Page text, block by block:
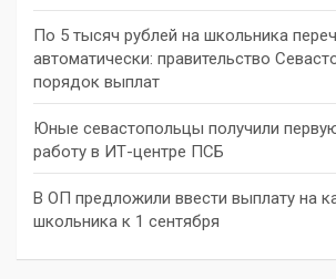
По 5 тысяч рублей на школьника
автоматически: правительство
порядок выплат
Юные севастопольцы получили
работу в ИТ-центре ПСБ
В ОП предложили ввести выплату на
школьника к 1 сентября